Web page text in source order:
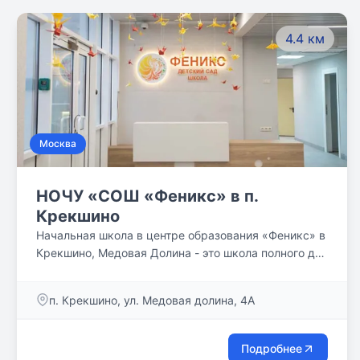
4.4 км
Москва
НОЧУ «СОШ «Феникс» в п.
Крекшино
Начальная школа в центре образования «Феникс» в
Крекшино, Медовая Долина - это школа полного дня
место чтобы растить и воспитывать детей. Мы
растет и развивается ,по уровню комфорта и
п. Крекшино, ул. Медовая долина, 4А
Подробнее